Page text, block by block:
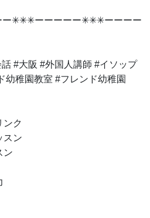
ー✳︎✳︎✳︎ーーーーー✳︎✳︎✳︎ーーーー
#大阪 #外国人講師 #イソップ
幼稚園教室 #フレンド幼稚園
ンク
スン
ン